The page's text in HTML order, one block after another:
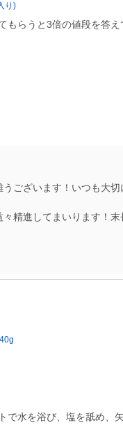
り)
もらうと3倍の値段を答
ございます！いつも大
精進してまいります！
で水を浴び、塩を舐め、